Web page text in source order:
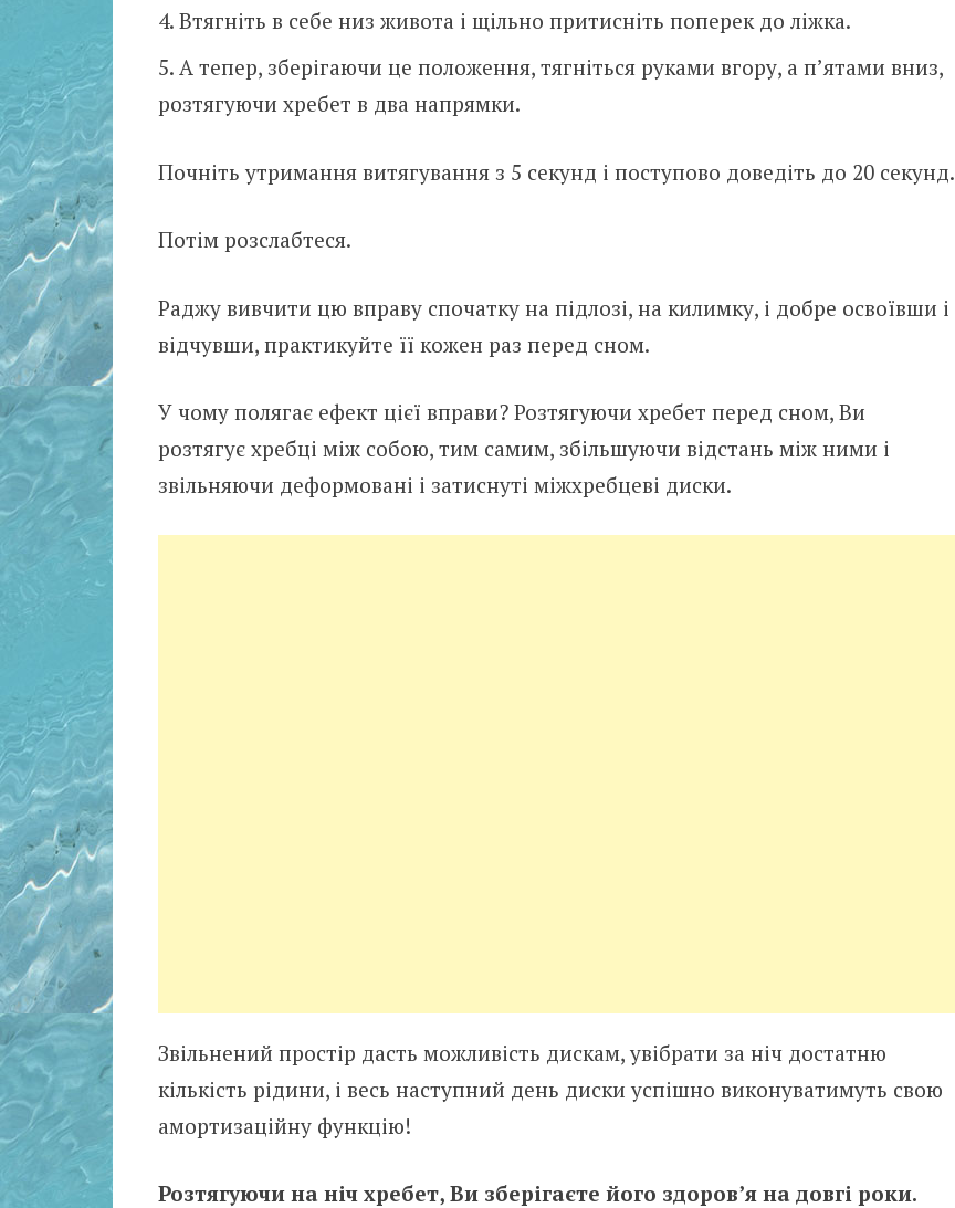
Втягніть в себе низ живота і щільно притисніть поперек до ліжка.
А тепер, зберігаючи це положення, тягніться руками вгору, а п’ятами вниз,
розтягуючи хребет в два напрямки.
Почніть утримання витягування з 5 секунд і поступово доведіть до 20 секунд.
Потім розслабтеся.
Раджу вивчити цю вправу спочатку на підлозі, на килимку, і добре освоївши і
відчувши, практикуйте її кожен раз перед сном.
У чому полягає ефект цієї вправи? Розтягуючи хребет перед сном, Ви
розтягує хребці між собою, тим самим, збільшуючи відстань між ними і
звільняючи деформовані і затиснуті міжхребцеві диски.
Звільнений простір дасть можливість дискам, увібрати за ніч достатню
кількість рідини, і весь наступний день диски успішно виконуватимуть свою
амортизаційну функцію!
Розтягуючи на ніч хребет, Ви зберігаєте його здоров’я на довгі роки.